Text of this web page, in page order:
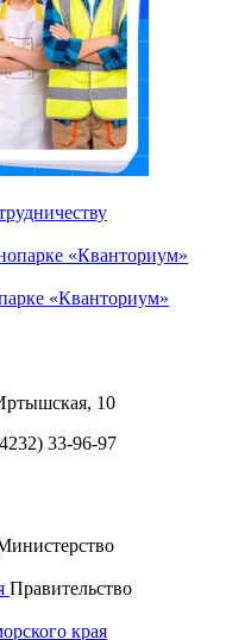
«Кванториум»
10
33-96-97
Правительство